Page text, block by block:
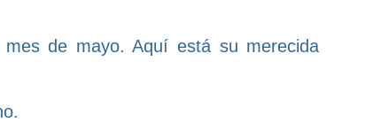
de mayo. Aquí está su merecida